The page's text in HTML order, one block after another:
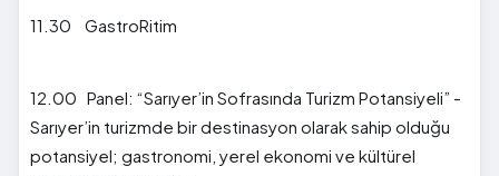
11.30 GastroRitim
12.00 Panel: “Sarıyer’in Sofrasında Turizm Potansiyeli” -
Sarıyer’in turizmde bir destinasyon olarak sahip olduğu
potansiyel; gastronomi, yerel ekonomi ve kültürel